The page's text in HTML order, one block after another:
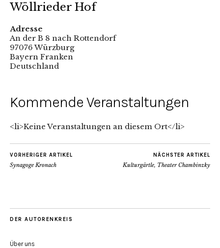
Wöllrieder Hof
Adresse
An der B 8 nach Rottendorf
97076 Würzburg
Bayern Franken
Deutschland
Kommende Veranstaltungen
<li>Keine Veranstaltungen an diesem Ort</li>
VORHERIGER ARTIKEL
Synagoge Kronach
NÄCHSTER ARTIKEL
Kulturgärtle, Theater Chambinzky
DER AUTORENKREIS
Über uns